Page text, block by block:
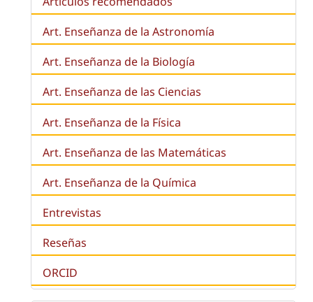
Art. Enseñanza de la Astronomía
Art. Enseñanza de la Biología
Art. Enseñanza de las Ciencias
Art. Enseñanza de la Física
Art. Enseñanza de las Matemáticas
Art. Enseñanza de la Química
Entrevistas
Reseñas
ORCID